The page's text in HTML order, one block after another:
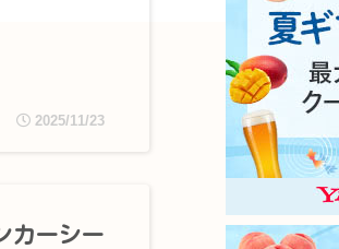
2025/11/23
カーシー